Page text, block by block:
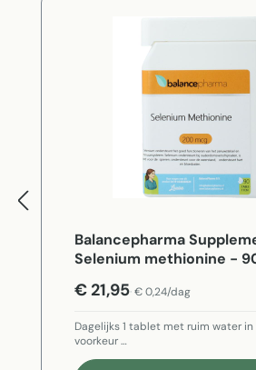
Balancepharma
Selenium methionine -
€ 21,95 € 0,24/dag
Dagelijks 1 tablet met ruim water in
voorkeur …